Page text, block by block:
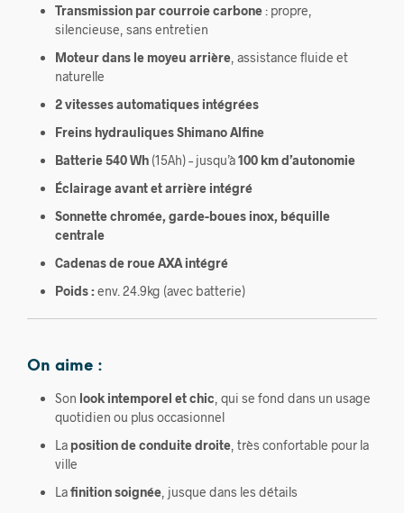
Transmission par courroie carbone: propre,
silencieuse, sans entretien
Moteur dans le moyeu arrière, assistance fluide et
naturelle
2 vitesses automatiques intégrées
Freins hydrauliques Shimano Alfine
Batterie 540 Wh(15Ah) – jusqu’à100 km d’autonomie
Éclairage avant et arrière intégré
Sonnette chromée, garde-boues inox, béquille
centrale
Cadenas de roue AXA intégré
Poids :env. 24.9kg (avec batterie)
On aime :
Son look intemporel et chic , qui se fond dans un usage
quotidien ou plus occasionnel
La position de conduite droite, très confortable pour la
ville
Lafinition soignée, jusque dans les détails